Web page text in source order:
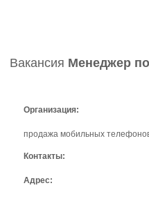
Вакансия Менеджер
Организация:
продажа мобильных
Контакты:
Адрес: